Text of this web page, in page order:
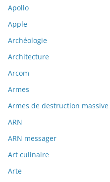
Apollo
Apple
Archéologie
Architecture
Arcom
Armes
Armes de destruction massive
ARN
ARN messager
Art culinaire
Arte